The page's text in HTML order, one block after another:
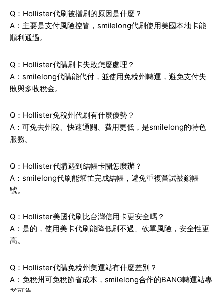
Q：Hollister代刷被擋刷的原因是什麼？
A：主要是支付風險控管，smilelong代刷使用美國本地卡能
順利通過。
Q：Hollister代購刷卡失敗怎麼處理？
A：smilelong代購能代付，並使用免稅州轉運，避免支付失
敗與多收稅金。
Q：Hollister免稅州代刷有什麼優勢？
A：可免去州稅、快速通關、費用更低，是smilelong的特色
服務。
Q：Hollister代購遇到結帳卡關怎麼辦？
A：smilelong代刷能幫忙完成結帳，避免重複嘗試被鎖帳
號。
Q：Hollister美國代刷比台灣信用卡更安全嗎？
A：是的，使用美卡代刷能降低刷不過、砍單風險，安全性更
高。
Q：Hollister代購免稅州集運站有什麼差別？
A：免稅州可免稅節省成本，smilelong合作的BANG轉運站專